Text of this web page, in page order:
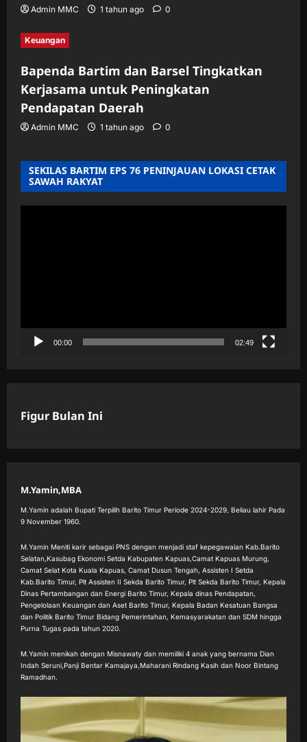
Admin MMC 1 tahun ago 0
Keuangan
Bapenda Bartim dan Barsel Tingkatkan
Kerjasama untuk Peningkatan
Pendapatan Daerah
Admin MMC 1 tahun ago 0
SEKILAS BARTIM EPS 76 PENINJAUAN LOKASI CETAK
SAWAH RAKYAT
00:00 02:49
Figur Bulan Ini
M.Yamin,MBA
M.Yamin adalah Bupati Terpilih Barito Timur Periode 2024-2029, Beliau lahir Pada
9 November 1960.
M.Yamin Meniti karir sebagai PNS dengan menjadi staf kepegawaian Kab.Barito
Selatan,Kasubag Ekonomi Setda Kabupaten Kapuas,Camat Kapuas Murung,
Camat Selat Kota Kuala Kapuas, Camat Dusun Tengah, Assisten I Setda
Kab.Barito Timur, Plt Assisten II Sekda Barito Timur, Plt Sekda Barito Timur, Kepala
Dinas Pertambangan dan Energi Barito Timur, Kepala dinas Pendapatan,
Pengelolaan Keuangan dan Aset Barito Timur, Kepala Badan Kesatuan Bangsa
dan Politik Barito Timur Bidang Pemerintahan, Kemasyarakatan dan SDM hingga
Purna Tugas pada tahun 2020.
M.Yamin menikah dengan Misnawaty dan memiliki 4 anak yang bernama Dian
Indah Seruni,Panji Bentar Kamajaya,Maharani Rindang Kasih dan Noor Bintang
Ramadhan.